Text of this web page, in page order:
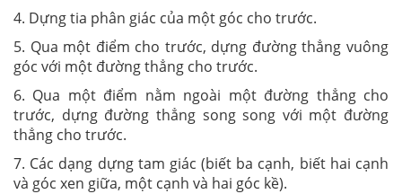
4. Dựng tia phân giác của một góc cho trước.
5. Qua một điểm cho trước, dựng đường thẳng vuông
góc với một đường thẳng cho trước.
6. Qua một điểm nằm ngoài một đường thẳng cho
trước, dựng đường thẳng song song với một đường
thẳng cho trước.
7. Các dạng dựng tam giác (biết ba cạnh, biết hai cạnh
và góc xen giữa, một cạnh và hai góc kề).